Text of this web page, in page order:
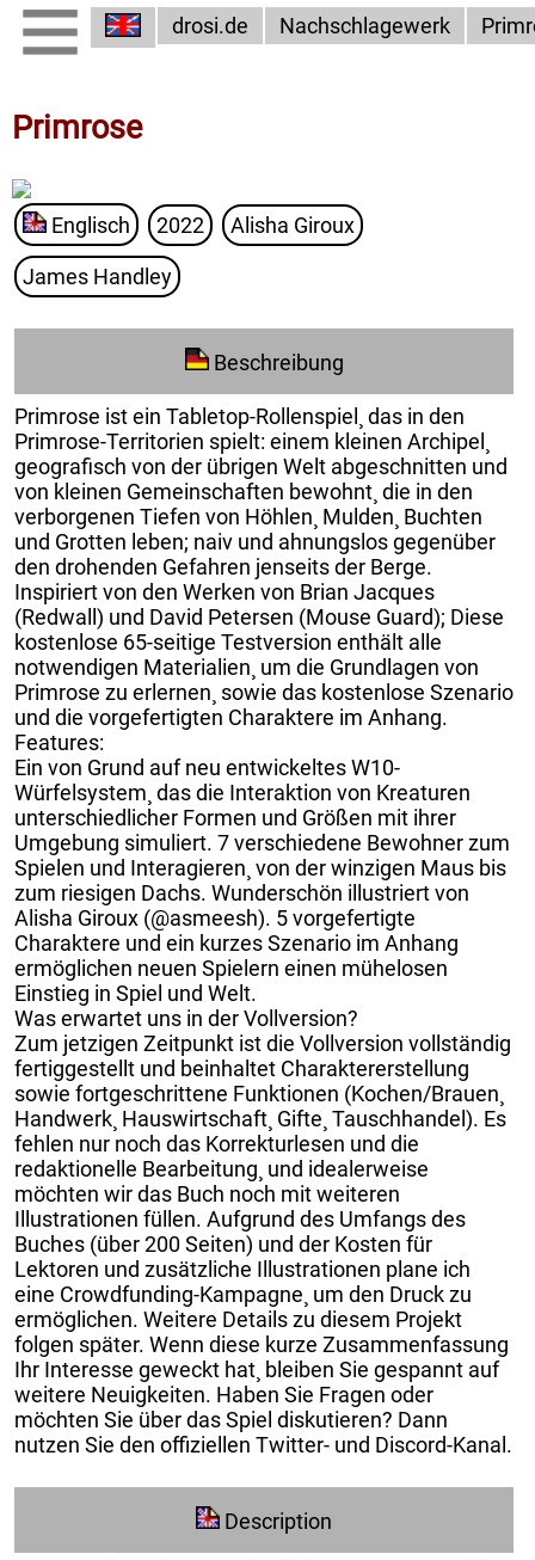
drosi.de Nachschlagewerk
Primrose
Englisch 2022 Alisha Giroux
James Handley
Beschreibung
Primrose ist ein Tabletop-Rollenspiel¸ das in den
Primrose-Territorien spielt: einem kleinen Archipel¸
geografisch von der übrigen Welt abgeschnitten und
von kleinen Gemeinschaften bewohnt¸ die in den
verborgenen Tiefen von Höhlen¸ Mulden¸ Buchten
und Grotten leben; naiv und ahnungslos gegenüber
den drohenden Gefahren jenseits der Berge.
Inspiriert von den Werken von Brian Jacques
(Redwall) und David Petersen (Mouse Guard); Diese
kostenlose 65-seitige Testversion enthält alle
notwendigen Materialien¸ um die Grundlagen von
Primrose zu erlernen¸ sowie das kostenlose Szenario
und die vorgefertigten Charaktere im Anhang.
Features:
Ein von Grund auf neu entwickeltes W10-
Würfelsystem¸ das die Interaktion von Kreaturen
unterschiedlicher Formen und Größen mit ihrer
Umgebung simuliert. 7 verschiedene Bewohner zum
Spielen und Interagieren¸ von der winzigen Maus bis
zum riesigen Dachs. Wunderschön illustriert von
Alisha Giroux (@asmeesh). 5 vorgefertigte
Charaktere und ein kurzes Szenario im Anhang
ermöglichen neuen Spielern einen mühelosen
Einstieg in Spiel und Welt.
Was erwartet uns in der Vollversion?
Zum jetzigen Zeitpunkt ist die Vollversion vollständig
fertiggestellt und beinhaltet Charaktererstellung
sowie fortgeschrittene Funktionen (Kochen/Brauen¸
Handwerk¸ Hauswirtschaft¸ Gifte¸ Tauschhandel). Es
fehlen nur noch das Korrekturlesen und die
redaktionelle Bearbeitung¸ und idealerweise
möchten wir das Buch noch mit weiteren
Illustrationen füllen. Aufgrund des Umfangs des
Buches (über 200 Seiten) und der Kosten für
Lektoren und zusätzliche Illustrationen plane ich
eine Crowdfunding-Kampagne¸ um den Druck zu
ermöglichen. Weitere Details zu diesem Projekt
folgen später. Wenn diese kurze Zusammenfassung
Ihr Interesse geweckt hat¸ bleiben Sie gespannt auf
weitere Neuigkeiten. Haben Sie Fragen oder
möchten Sie über das Spiel diskutieren? Dann
nutzen Sie den offiziellen Twitter- und Discord-Kanal.
Description